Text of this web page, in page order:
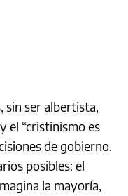
sin ser albertista,
el “cristinismo es
de gobierno.
posibles: el
la mayoría,